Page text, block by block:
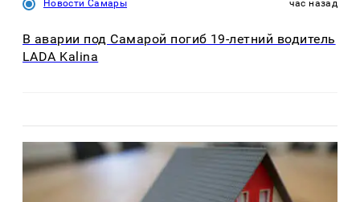
Новости Самары час назад
В аварии под Самарой погиб 19-летний водитель
LADA Kalina